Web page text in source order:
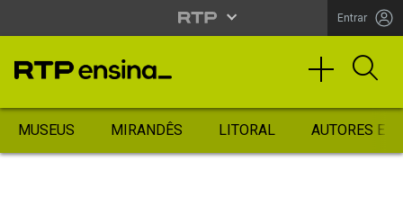
Entrar
MUSEUS MIRANDÊS LITORAL AUTORES